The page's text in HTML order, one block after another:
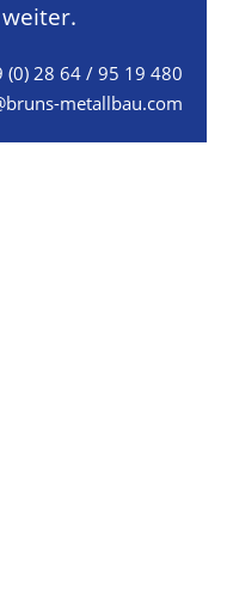
(0) 28 64 / 95 19 480
metallbau.com